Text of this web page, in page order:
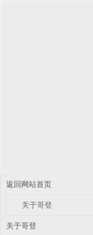
返回网站首页
关于哥登
关于哥登